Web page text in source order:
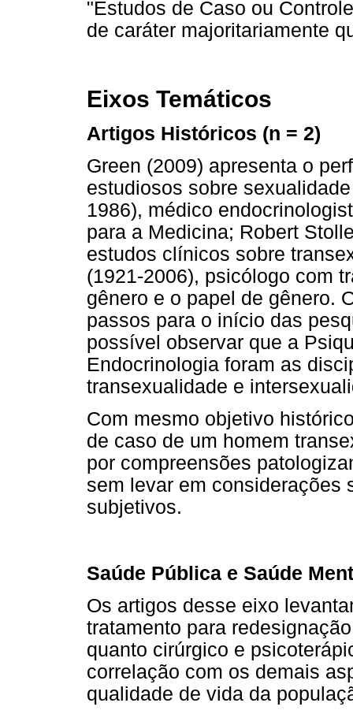
"Estudos de Caso ou
de caráter majoritariamente
Eixos Temáticos
Artigos Históricos (n = 2)
Green (2009) apresenta o
estudiosos sobre
1986), médico
para a Medicina; Robert
estudos clínicos sobre
(1921-2006), psicólogo com
gênero e o papel de gênero.
passos para o início das
possível observar que a
Endocrinologia foram as
transexualidade e
Com mesmo objetivo
de caso de um homem
por compreensões
sem levar em considerações
subjetivos.
Saúde Pública e Saúde
Os artigos desse eixo
tratamento para
quanto cirúrgico e
correlação com os demais
qualidade de vida da